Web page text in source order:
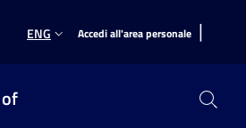
ENG Accedi all'area personale |